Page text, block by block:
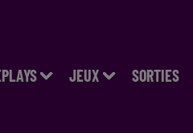
JEUX SORTIES